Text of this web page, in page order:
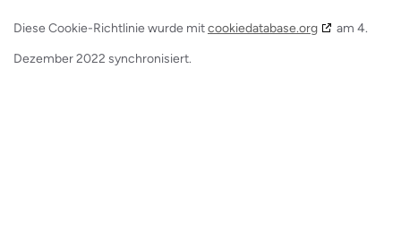
Diese Cookie-Richtlinie wurde mitcookiedatabase.org
am 4.
Dezember 2022 synchronisiert.